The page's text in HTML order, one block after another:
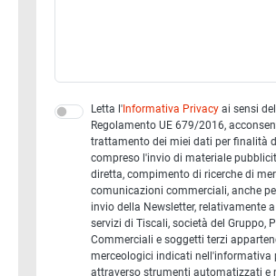
Letta l' Informativa Privacy ai sensi
Regolamento UE 679/2016,
trattamento dei miei dati per finalità
compreso l'invio di materiale
diretta, compimento di ricerche di
comunicazioni commerciali, anche
invio della Newsletter, relativamente
servizi di Tiscali, società del Gruppo,
Commerciali e soggetti terzi
merceologici indicati nell'informativa
attraverso strumenti automatizzati e